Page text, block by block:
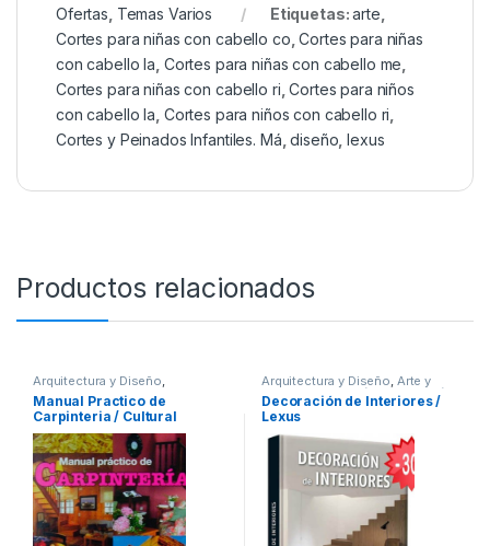
Ofertas Temas Varios Etiquetas:arte
Cortes para niñas con cabello co ,Cortes para niñas
con cabello la Cortes para niñas con cabello me
Cortes para niñas con cabello ri ,Cortes para niños
con cabello la Cortes para niños con cabello ri
Cortes y Peinados Infantiles. Má ,diseño ,lexus
Productos relacionados
Arquitectura y Diseño,
Arquitectura y Urbanismo
Afines,Decoración ,Decoración
y Muebles,Diseño ,Hogar y
Manualidades
Ofertas,Profesionales y
tecnicos,Temas Varios
Manual Practico de
Carpinteria / Cultural
Arquitectura y Diseño, Arte y
Afines Decoración , Decoración
y Muebles,Diseño,Interes
General
Decoración de Interiores /
Lexus